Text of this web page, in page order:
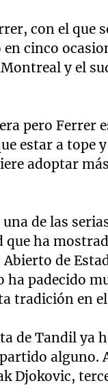
con el que
cinco
y el
pero Ferrer
estar a tope
adoptar
de las
ha
de
padecido
tradición en
de Tandil ya
alguno.
Djokovic,